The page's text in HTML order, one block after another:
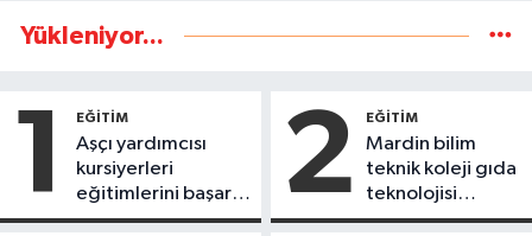
Yükleniyor...
1 EĞİTİM
Aşçı yardımcısı
kursiyerleri
eğitimlerini başarı
ile tamamladı
2 EĞİTİM
Mardin bilim
teknik koleji gıda
teknolojisi
öğrencileri